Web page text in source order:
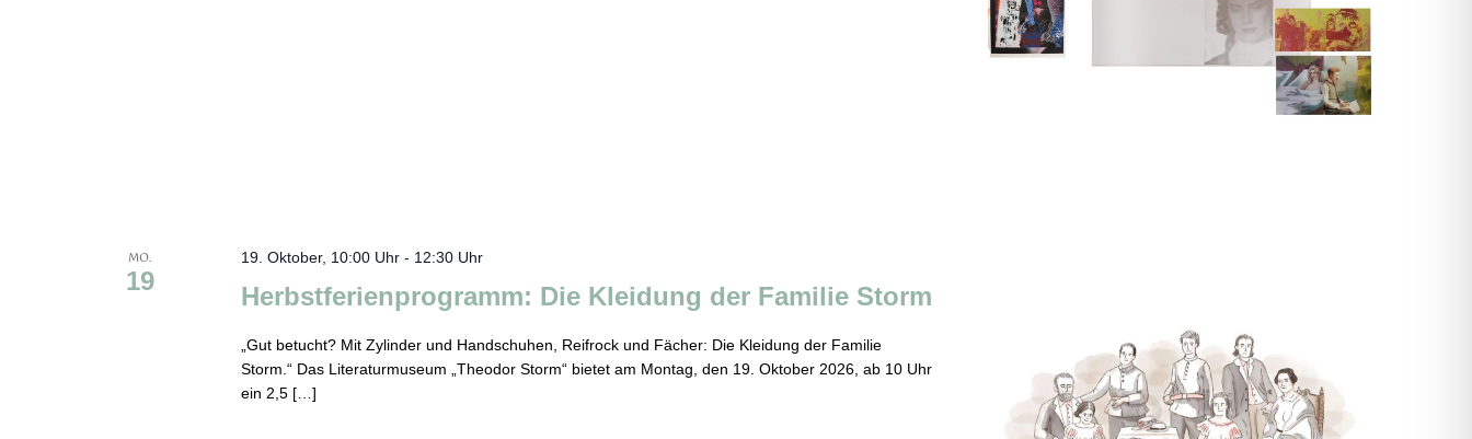
MO.
19
19. Oktober, 10:00 Uhr- 12:30 Uhr
Herbstferienprogramm: Die Kleidung der Familie Storm
„Gut betucht? Mit Zylinder und Handschuhen, Reifrock und Fächer: Die Kleidung der Familie
Storm.“ Das Literaturmuseum „Theodor Storm“ bietet am Montag, den 19. Oktober 2026, ab 10 Uhr
ein 2,5 […]